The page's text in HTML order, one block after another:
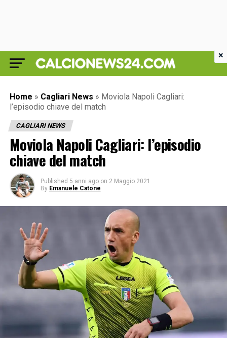
Home » Cagliari News » Moviola Napoli Cagliari:
l’episodio chiave del match
CAGLIARI NEWS
Moviola Napoli Cagliari: l’episodio
chiave del match
Published 5 anni ago on 2 Maggio 2021
By Emanuele Catone
×